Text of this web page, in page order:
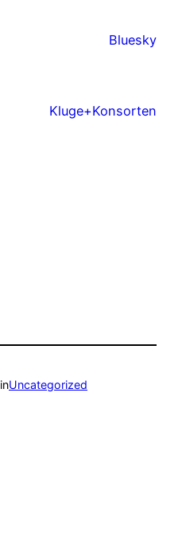
Bluesky
Kluge+Konsorten
inUncategorized